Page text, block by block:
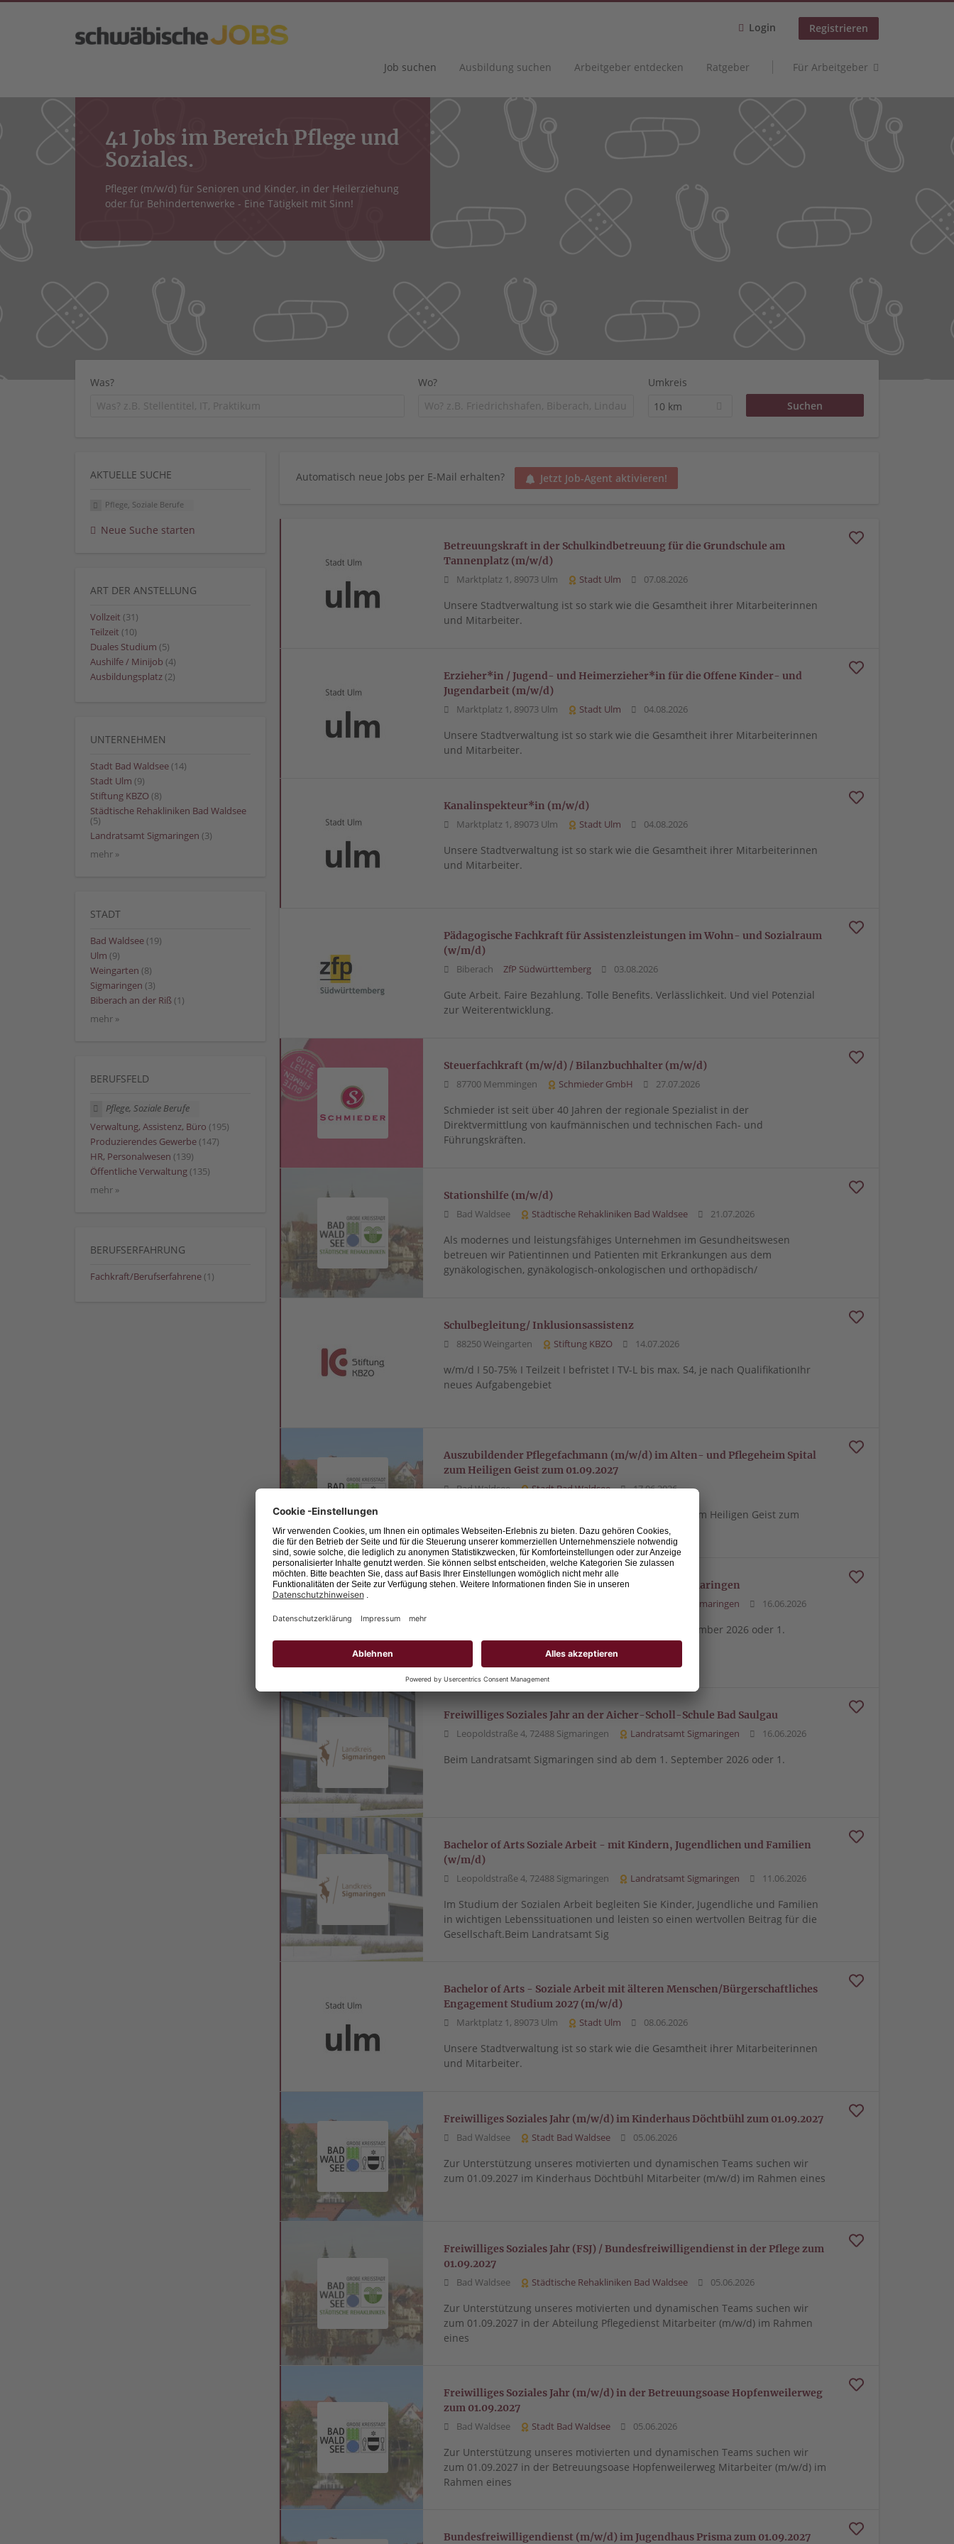
Login Registrieren
Job suchen Ausbildung suchen Arbeitgeber entdecken Ratgeber Für Arbeitgeber
41 Jobs im Bereich Pflege und
Soziales.
Pfleger (m/w/d) für Senioren und Kinder, in der Heilerziehung
oder für Behindertenwerke - Eine Tätigkeit mit Sinn!
Was? Wo?
Umkreis
10 km
Automatisch neue Jobs per E-Mail erhalten? Jetzt Job-Agent aktivieren!
Betreuungskraft in der Schulkindbetreuung für die Grundschule am
Tannenplatz (m/w/d)
Marktplatz 1, 89073 Ulm Stadt Ulm 07.08.2026
Unsere Stadtverwaltung ist so stark wie die Gesamtheit ihrer Mitarbeiterinnen
und Mitarbeiter.
Erzieher*in / Jugend- und Heimerzieher*in für die Offene Kinder- und
Jugendarbeit (m/w/d)
Marktplatz 1, 89073 Ulm Stadt Ulm 04.08.2026
Unsere Stadtverwaltung ist so stark wie die Gesamtheit ihrer Mitarbeiterinnen
und Mitarbeiter.
Kanalinspekteur*in (m/w/d)
Marktplatz 1, 89073 Ulm Stadt Ulm 04.08.2026
Unsere Stadtverwaltung ist so stark wie die Gesamtheit ihrer Mitarbeiterinnen
und Mitarbeiter.
Pädagogische Fachkraft für Assistenzleistungen im Wohn- und Sozialraum
(w/m/d)
Biberach ZfP Südwürttemberg 03.08.2026
Gute Arbeit. Faire Bezahlung. Tolle Benefits. Verlässlichkeit. Und viel Potenzial
zur Weiterentwicklung.
Steuerfachkraft (m/w/d) / Bilanzbuchhalter (m/w/d)
87700 Memmingen Schmieder GmbH 27.07.2026
Schmieder ist seit über 40 Jahren der regionale Spezialist in der
Direktvermittlung von kaufmännischen und technischen Fach- und
Führungskräften.
Stationshilfe (m/w/d)
Bad Waldsee Städtische Rehakliniken Bad Waldsee 21.07.2026
Als modernes und leistungsfähiges Unternehmen im Gesundheitswesen
betreuen wir Patientinnen und Patienten mit Erkrankungen aus dem
gynäkologischen, gynäkologisch-onkologischen und orthopädisch/
Schulbegleitung/ Inklusionsassistenz
88250 Weingarten Stiftung KBZO 14.07.2026
w/m/d I 50-75% I Teilzeit I befristet I TV-L bis max. S4, je nach QualifikationIhr
neues Aufgabengebiet
Auszubildender Pflegefachmann (m/w/d) im Alten- und Pflegeheim Spital
zum Heiligen Geist zum 01.09.2027
Bad Waldsee Stadt Bad Waldsee 17.06.2026
Wir suchen für unser Alten- und Pflegeheim Spital zum Heiligen Geist zum
01.09.2027 einen
Freiwilliges Soziales Jahr an der Fidelisschule Sigmaringen
Landratsamt Sigmaringen 16.06.2026
Beim Landratsamt Sigmaringen sind ab dem 1. September 2026 oder 1.
Freiwilliges Soziales Jahr an der Aicher-Scholl-Schule Bad Saulgau
Leopoldstraße 4, 72488 Sigmaringen Landratsamt Sigmaringen 16.06.2026
Beim Landratsamt Sigmaringen sind ab dem 1. September 2026 oder 1.
Bachelor of Arts Soziale Arbeit - mit Kindern, Jugendlichen und Familien
(w/m/d)
Leopoldstraße 4, 72488 Sigmaringen Landratsamt Sigmaringen 11.06.2026
Im Studium der Sozialen Arbeit begleiten Sie Kinder, Jugendliche und Familien
in wichtigen Lebenssituationen und leisten so einen wertvollen Beitrag für die
Gesellschaft.Beim Landratsamt Sig
Bachelor of Arts - Soziale Arbeit mit älteren Menschen/Bürgerschaftliches
Engagement Studium 2027 (m/w/d)
Marktplatz 1, 89073 Ulm Stadt Ulm 08.06.2026
Unsere Stadtverwaltung ist so stark wie die Gesamtheit ihrer Mitarbeiterinnen
und Mitarbeiter.
Freiwilliges Soziales Jahr (m/w/d) im Kinderhaus Döchtbühl zum 01.09.2027
Bad Waldsee Stadt Bad Waldsee 05.06.2026
Zur Unterstützung unseres motivierten und dynamischen Teams suchen wir
zum 01.09.2027 im Kinderhaus Döchtbühl Mitarbeiter (m/w/d) im Rahmen eines
Freiwilliges Soziales Jahr (FSJ) / Bundesfreiwilligendienst in der Pflege zum
01.09.2027
Bad Waldsee Städtische Rehakliniken Bad Waldsee 05.06.2026
Zur Unterstützung unseres motivierten und dynamischen Teams suchen wir
zum 01.09.2027 in der Abteilung Pflegedienst Mitarbeiter (m/w/d) im Rahmen
eines
Freiwilliges Soziales Jahr (m/w/d) in der Betreuungsoase Hopfenweilerweg
zum 01.09.2027
Bad Waldsee Stadt Bad Waldsee 05.06.2026
Zur Unterstützung unseres motivierten und dynamischen Teams suchen wir
zum 01.09.2027 in der Betreuungsoase Hopfenweilerweg Mitarbeiter (m/w/d) im
Rahmen eines
Bundesfreiwilligendienst (m/w/d) im Jugendhaus Prisma zum 01.09.2027
AKTUELLE SUCHE
Pflege, Soziale Berufe
Neue Suche starten
ART DER ANSTELLUNG
Vollzeit (31)
Teilzeit (10)
Duales Studium (5)
Aushilfe / Minijob (4)
Ausbildungsplatz (2)
UNTERNEHMEN
Stadt Bad Waldsee (14)
Stadt Ulm (9)
Stiftung KBZO (8)
Städtische Rehakliniken Bad Waldsee
(5)
Landratsamt Sigmaringen (3)
mehr »
STADT
Bad Waldsee (19)
Ulm (9)
Weingarten (8)
Sigmaringen (3)
Biberach an der Riß (1)
mehr »
BERUFSFELD
Pflege, Soziale Berufe
Verwaltung, Assistenz, Büro (195)
Produzierendes Gewerbe (147)
HR, Personalwesen (139)
Öffentliche Verwaltung (135)
mehr »
BERUFSERFAHRUNG
Fachkraft/Berufserfahrene (1)